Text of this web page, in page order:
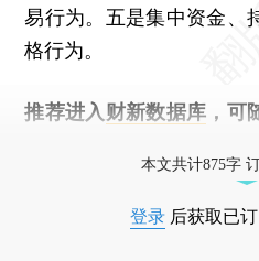
易行为。五是集中资金、
格行为。
推荐进入 财新数据库 ，可
本文共计875字
登录 后获取已